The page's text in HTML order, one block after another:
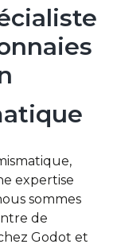
expertise
sommes
de
Godot et